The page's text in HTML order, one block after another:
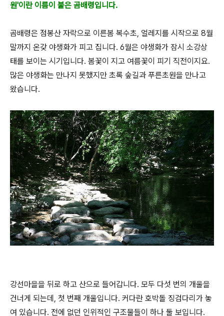
원'이란 이름이 붙은 곰배령입니다.
곰배령은 점봉산 자락으로 이른봄 복수초, 얼레지를 시작으로 8월
말까지 온갖 야생화가 피고 집니다. 6월은 야생화가 잠시 소강상
태를 보이는 시기입니다. 봄꽃이 지고 여름꽃이 피기 직전이지요.
많은 야생화는 만나지 못했지만 초록 숲길과 푸른초원을 만나고
왔습니다.
강선마을을 뒤로 하고 산으로 들어갑니다. 모두 다섯 번의 개울을
건너게 되는데, 첫 번째 개울입니다. 커다란 호박돌 징검다리가 놓
여 있습니다. 전에 없던 인위적인 구조물들이 하나 둘 보입니다.